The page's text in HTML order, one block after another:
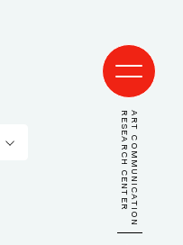
ART COMMUNICATION
RESEARCH CENTER